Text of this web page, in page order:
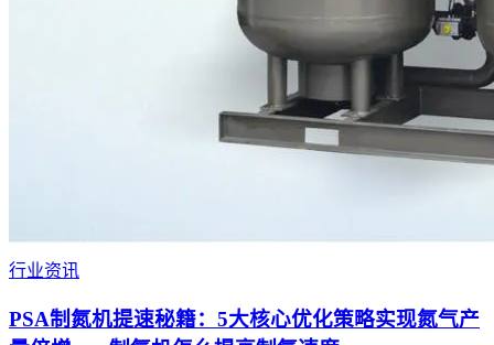
行业资讯
PSA制氮机提速秘籍：5大核心优化策略实现氮气产